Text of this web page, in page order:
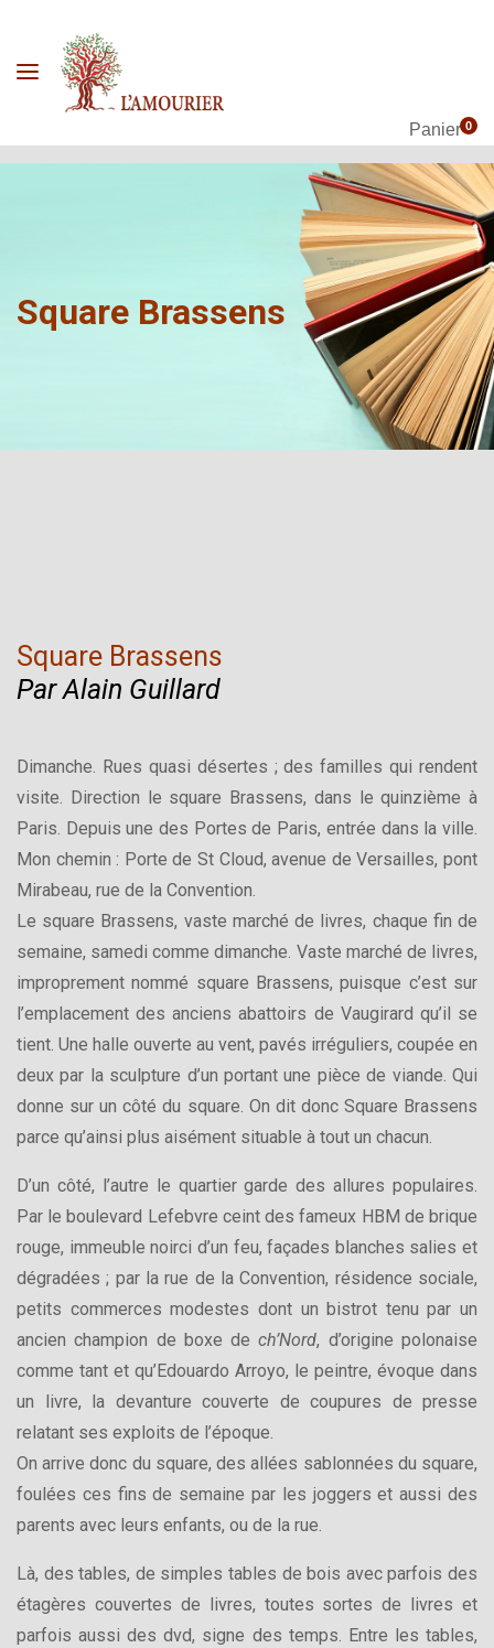
Panier0
Square Brassens
Square Brassens
Par Alain Guillard
Dimanche. Rues quasi désertes ; des familles qui rendent
visite. Direction le square Brassens, dans le quinzième à
Paris. Depuis une des Portes de Paris, entrée dans la ville.
Mon chemin : Porte de St Cloud, avenue de Versailles, pont
Mirabeau, rue de la Convention.
Le square Brassens, vaste marché de livres, chaque fin de
semaine, samedi comme dimanche. Vaste marché de livres,
improprement nommé square Brassens, puisque c’est sur
l’emplacement des anciens abattoirs de Vaugirard qu’il se
tient. Une halle ouverte au vent, pavés irréguliers, coupée en
deux par la sculpture d’un portant une pièce de viande. Qui
donne sur un côté du square. On dit donc Square Brassens
parce qu’ainsi plus aisément situable à tout un chacun.
D’un côté, l’autre le quartier garde des allures populaires.
Par le boulevard Lefebvre ceint des fameux HBM de brique
rouge, immeuble noirci d’un feu, façades blanches salies et
dégradées ; par la rue de la Convention, résidence sociale,
petits commerces modestes dont un bistrot tenu par un
ancien champion de boxe dech’Nord, d’origine polonaise
comme tant et qu’Edouardo Arroyo, le peintre, évoque dans
un livre, la devanture couverte de coupures de presse
relatant ses exploits de l’époque.
On arrive donc du square, des allées sablonnées du square,
foulées ces fins de semaine par les joggers et aussi des
parents avec leurs enfants, ou de la rue.
Là, des tables, de simples tables de bois avec parfois des
étagères couvertes de livres, toutes sortes de livres et
parfois aussi des dvd, signe des temps. Entre les tables,